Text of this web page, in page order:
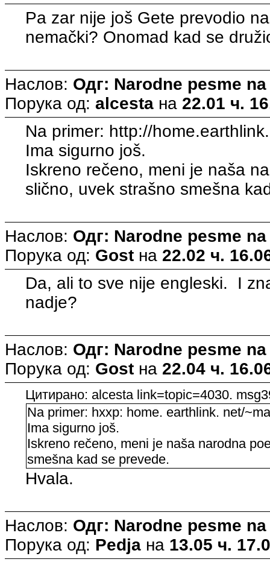
Pa zar nije još Gete prevodio
nemački? Onomad kad se
Наслов: Одг: Narodne pesme
Порука од: alcesta на 22.01 ч.
Na primer: http://
Ima sigurno još.
Iskreno rečeno, meni je naša
slično, uvek strašno smešna
Наслов: Одг: Narodne pesme
Порука од: Gost на 22.02 ч.
Da, ali to sve nije engleski. I
nadje?
Наслов: Одг: Narodne pesme
Порука од: Gost на 22.04 ч.
Цитирано: alcesta link=topic=4030.
Na primer: hxxp: home. earthlink. net/
Ima sigurno još.
Iskreno rečeno, meni je naša narodna
smešna kad se prevede.
Hvala.
Наслов: Одг: Narodne pesme
Порука од: Pedja на 13.05 ч.